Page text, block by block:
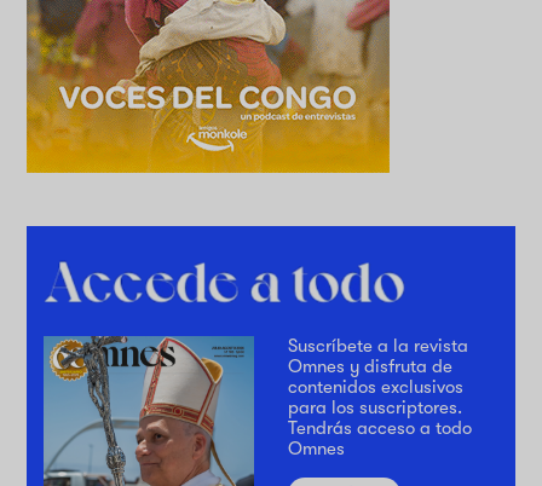
Suscríbete a la revista
Omnes y disfruta de
contenidos exclusivos
para los suscriptores.
Tendrás acceso a todo
Omnes